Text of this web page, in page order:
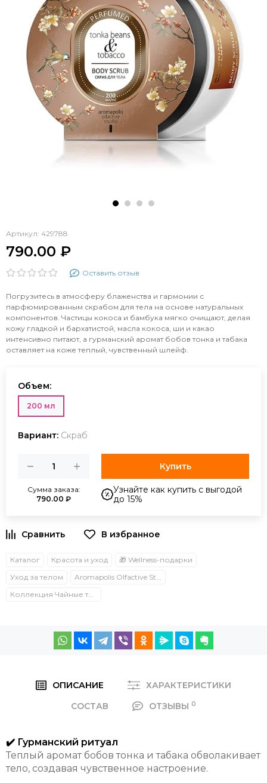
Артикул: 429788
790.00 ₽
Оставить отзыв
Погрузитесь в атмосферу блаженства и гармонии с
парфюмированным скрабом для тела на основе натуральных
компонентов. Частицы кокоса и бамбука мягко очищают, делая
кожу гладкой и бархатистой, масла кокоса, ши и какао
интенсивно питают, а гурманский аромат бобов тонка и табака
оставляет на коже теплый, чувственный шлейф.
Объем:
200 мл
Вариант: Скраб
Сумма заказа:
790.00 ₽
Купить
Узнайте как купить с выгодой
до 15%
Каталог Красота и уход
🎁 Wellness-подарки
Уход за телом
Aromapolis Olfactive Studio
Коллекция Чайные традиции
ОПИСАНИЕ
ХАРАКТЕРИСТИКИ
СОСТАВ
ОТЗЫВЫ 0
✔️ Гурманский ритуал
Теплый аромат бобов тонка и табака обволакивает
тело, создавая чувственное настроение.